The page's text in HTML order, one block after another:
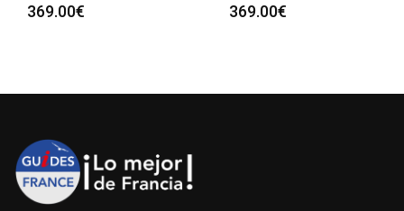
369.00€ 369.00€